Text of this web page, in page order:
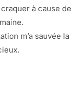
à cause de
m’a sauvée la